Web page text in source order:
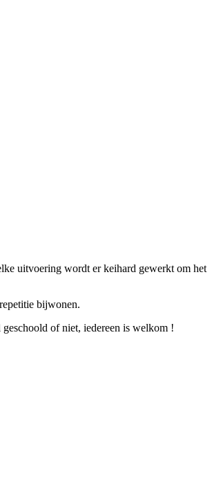
uitvoering wordt er keihard gewerkt om het
bijwonen.
of niet, iedereen is welkom !